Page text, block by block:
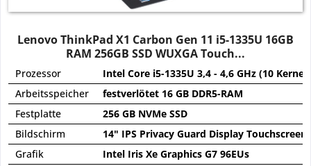
Lenovo ThinkPad X1 Carbon Gen 11 i5-1335U 16GB
RAM 256GB SSD WUXGA Touch...
Prozessor
Intel Core i5-1335U 3,4 - 4,6 GHz (10 Kerne)
Arbeitsspeicher
festverlötet 16 GB DDR5-RAM
Festplatte
256 GB NVMe SSD
Bildschirm
14" IPS Privacy Guard Display Touchscreen
Grafik
Intel Iris Xe Graphics G7 96EUs